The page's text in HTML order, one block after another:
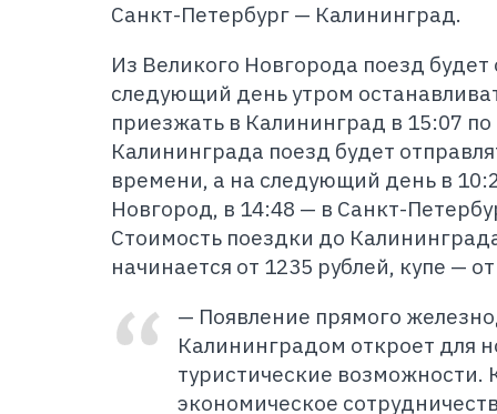
Санкт-Петербург — Калининград.
Из Великого Новгорода поезд будет
следующий день утром
приезжать в Калининград в 15:07
Калининграда поезд будет
времени, а на следующий день в
Новгород, в 14:48 — в Санкт-
Стоимость поездки до
начинается от 1235 рублей, купе —
— Появление прямого
Калининградом откроет для
туристические возможности.
экономическое